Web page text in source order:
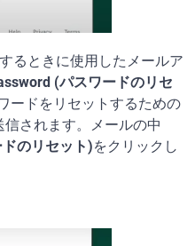
るときに使用したメールア
(パスワードのリセ
ードをリセットするための
されます。メールの中
のリセット)をクリックし